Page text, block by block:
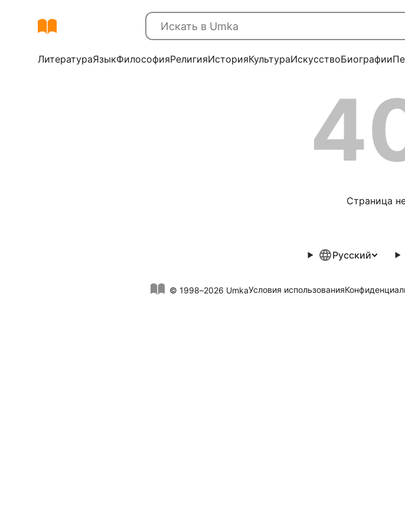
ЛитератураЯзыкФилософияРелигияИсторияКультураИскусствоБиографии
Страница
Русский
© 1998–2026 UmkaУсловия использования